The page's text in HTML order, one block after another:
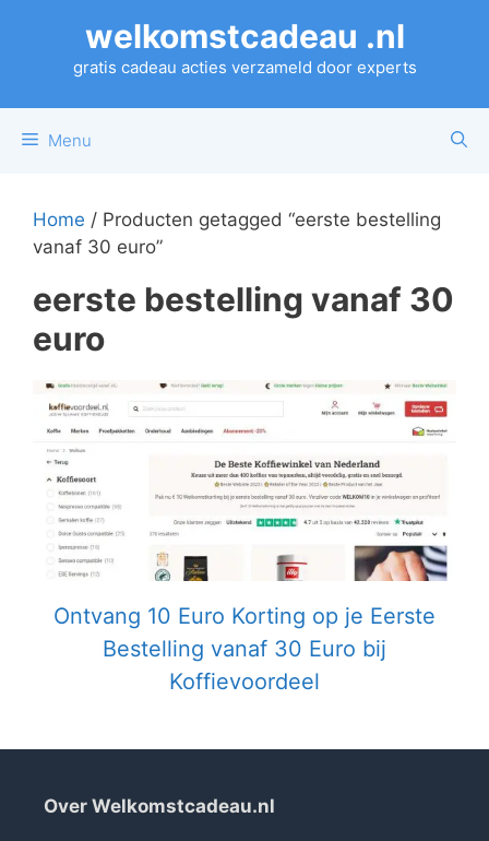
welkomstcadeau .nl
gratis cadeau acties verzameld door experts
Menu
Home / Producten getagged “eerste bestelling
vanaf 30 euro”
eerste bestelling vanaf 30
euro
Ontvang 10 Euro Korting op je Eerste
Bestelling vanaf 30 Euro bij
Koffievoordeel
Over Welkomstcadeau.nl